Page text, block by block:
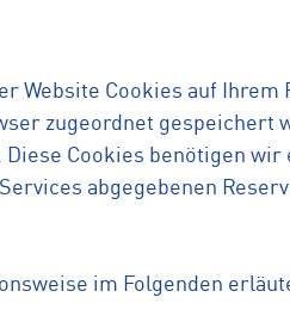
Website Cookies auf
zugeordnet gespeichert
Cookies benötigen wir
abgegebenen
im Folgenden